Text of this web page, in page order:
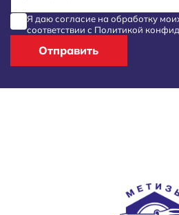
Я даю согласие на обработку
соответствии с Политикой
Отправить